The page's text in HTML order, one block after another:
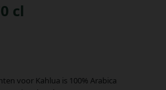
cl
voor Kahlua is 100% Arabica